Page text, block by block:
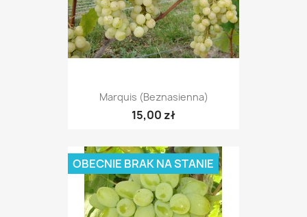
Marquis (beznasienna)
15,00 zł
OBECNIE BRAK NA STANIE